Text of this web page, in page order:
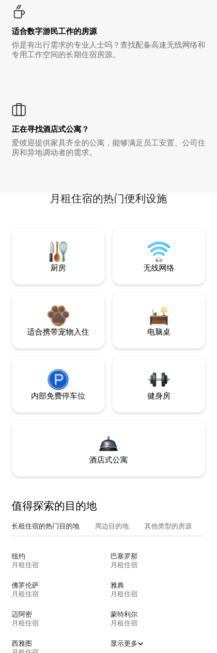
适合数字游民工作的房源
你是有出行需求的专业人士吗？查找配备高速无线网络和
专用工作空间的长期住宿房源。
正在寻找酒店式公寓？
爱彼迎提供家具齐全的公寓，能够满足员工安置、公司住
房和异地调动者的需求。
月租住宿的热门便利设施
厨房 无线网络
适合携带宠物入住 电脑桌
内部免费停车位 健身房
酒店式公寓
值得探索的目的地
长租住宿的热门目的地 周边目的地 其他类型的房源
纽约
月租住宿
巴塞罗那
月租住宿
佛罗伦萨
月租住宿
雅典
月租住宿
迈阿密
月租住宿
蒙特利尔
月租住宿
西雅图
显示更多